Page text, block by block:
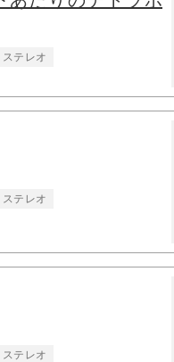
ステレオ
ステレオ
ステレオ